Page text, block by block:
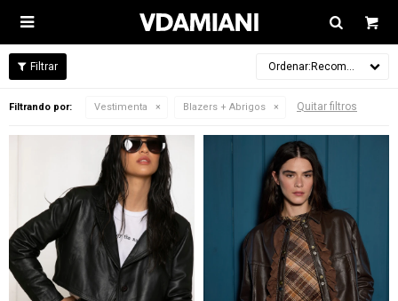

Recomendados
Filtrando por: Vestimenta Blazers + Abrigos Quitar filtros